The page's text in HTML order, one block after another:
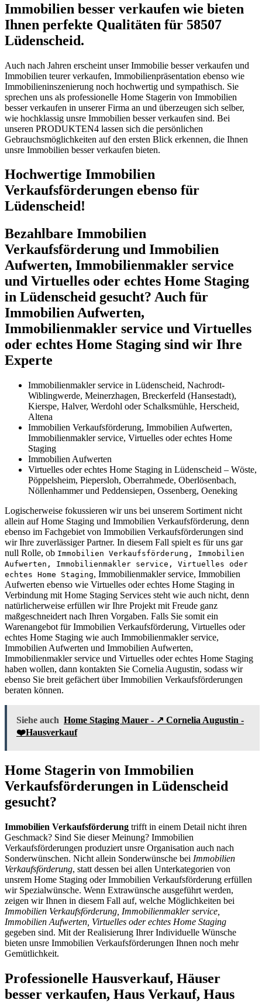
Immobilien besser verkaufen wie bieten
Ihnen perfekte Qualitäten für 58507
Lüdenscheid.
Auch nach Jahren erscheint unser Immobilie besser verkaufen und
Immobilien teurer verkaufen, Immobilienpräsentation ebenso wie
Immobilieninszenierung noch hochwertig und sympathisch. Sie
sprechen uns als professionelle Home Stagerin von Immobilien
besser verkaufen in unserer Firma an und überzeugen sich selber,
wie hochklassig unsre Immobilien besser verkaufen sind. Bei
unseren PRODUKTEN4 lassen sich die persönlichen
Gebrauchsmöglichkeiten auf den ersten Blick erkennen, die Ihnen
unsre Immobilien besser verkaufen bieten.
Hochwertige Immobilien
Verkaufsförderungen ebenso für
Lüdenscheid!
Bezahlbare Immobilien
Verkaufsförderung und Immobilien
Aufwerten, Immobilienmakler service
und Virtuelles oder echtes Home Staging
in Lüdenscheid gesucht? Auch für
Immobilien Aufwerten,
Immobilienmakler service und Virtuelles
oder echtes Home Staging sind wir Ihre
Experte
Immobilienmakler service in Lüdenscheid, Nachrodt-
Wiblingwerde, Meinerzhagen, Breckerfeld (Hansestadt),
Kierspe, Halver, Werdohl oder Schalksmühle, Herscheid,
Altena
Immobilien Verkaufsförderung, Immobilien Aufwerten,
Immobilienmakler service, Virtuelles oder echtes Home
Staging
Immobilien Aufwerten
Virtuelles oder echtes Home Staging in Lüdenscheid – Wöste,
Pöppelsheim, Piepersloh, Oberrahmede, Oberlösenbach,
Nöllenhammer und Peddensiepen, Ossenberg, Oeneking
Logischerweise fokussieren wir uns bei unserem Sortiment nicht
allein auf Home Staging und Immobilien Verkaufsförderung, denn
ebenso im Fachgebiet von Immobilien Verkaufsförderungen sind
wir Ihre zuverlässiger Partner. In diesem Fall spielt es für uns gar
null Rolle, ob Immobilien Verkaufsförderung, Immobilien
Aufwerten, Immobilienmakler service, Virtuelles oder
echtes Home Staging, Immobilienmakler service, Immobilien
Aufwerten ebenso wie Virtuelles oder echtes Home Staging in
Verbindung mit Home Staging Services steht wie auch nicht, denn
natürlicherweise erfüllen wir Ihre Projekt mit Freude ganz
maßgeschneidert nach Ihren Vorgaben. Falls Sie somit ein
Warenangebot für Immobilien Verkaufsförderung, Virtuelles oder
echtes Home Staging wie auch Immobilienmakler service,
Immobilien Aufwerten und Immobilien Aufwerten,
Immobilienmakler service und Virtuelles oder echtes Home Staging
haben wollen, dann kontakten Sie Cornelia Augustin, sodass wir
ebenso Sie breit gefächert über Immobilien Verkaufsförderungen
beraten können.
Siehe auch Home Staging Mauer - ↗️ Cornelia Augustin -
❤️Hausverkauf
Home Stagerin von Immobilien
Verkaufsförderungen in Lüdenscheid
gesucht?
Immobilien Verkaufsförderung trifft in einem Detail nicht ihren
Geschmack? Sind Sie dieser Meinung? Immobilien
Verkaufsförderungen produziert unsre Organisation auch nach
Sonderwünschen. Nicht allein Sonderwünsche bei Immobilien
Verkaufsförderung, statt dessen bei allen Unterkategorien von
unsrem Home Staging oder Immobilien Verkaufsförderung erfüllen
wir Spezialwünsche. Wenn Extrawünsche ausgeführt werden,
zeigen wir Ihnen in diesem Fall auf, welche Möglichkeiten bei
Immobilien Verkaufsförderung, Immobilienmakler service,
Immobilien Aufwerten, Virtuelles oder echtes Home Staging
gegeben sind. Mit der Realisierung Ihrer Individuelle Wünsche
bieten unsre Immobilien Verkaufsförderungen Ihnen noch mehr
Gemütlichkeit.
Professionelle Hausverkauf, Häuser
besser verkaufen, Haus Verkauf, Haus